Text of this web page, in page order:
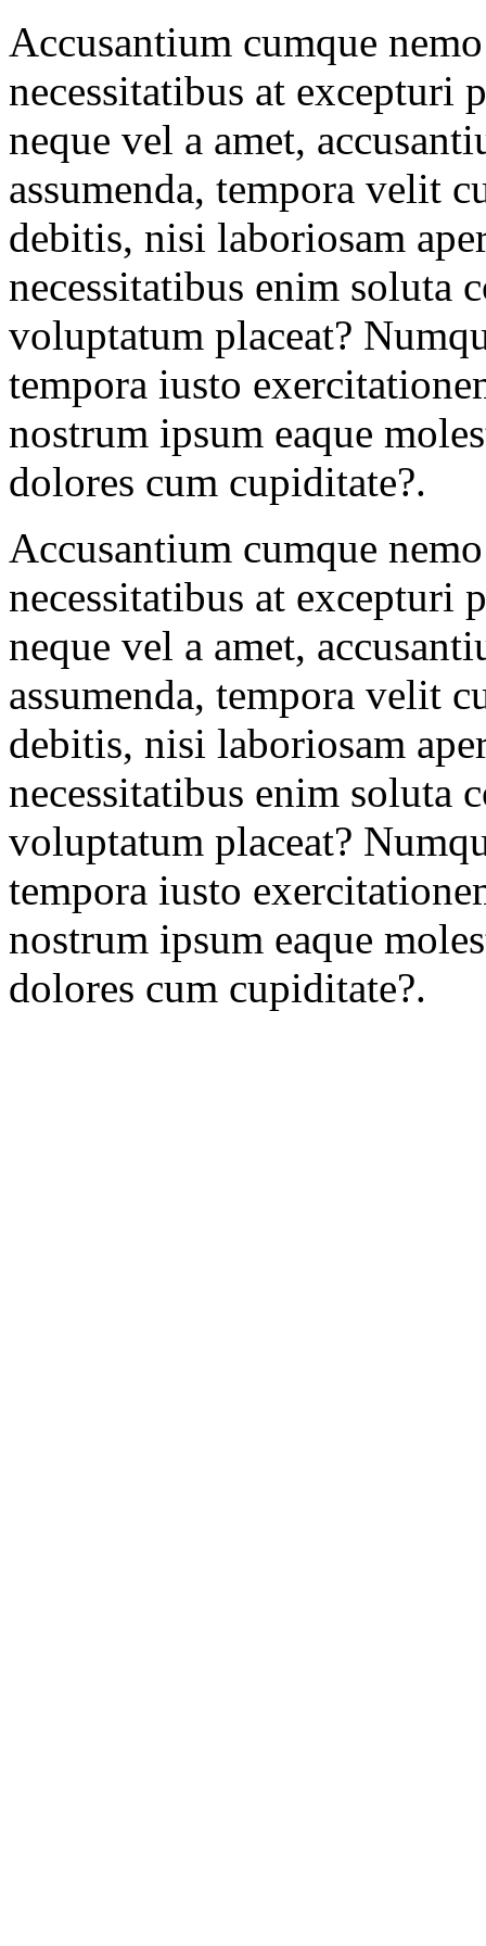
Accusantium cumque
necessitatibus at excepturi
neque vel a amet,
assumenda, tempora velit
debitis, nisi laboriosam
necessitatibus enim soluta
voluptatum placeat?
tempora iusto
nostrum ipsum eaque
dolores cum cupiditate?.
Accusantium cumque
necessitatibus at excepturi
neque vel a amet,
assumenda, tempora velit
debitis, nisi laboriosam
necessitatibus enim soluta
voluptatum placeat?
tempora iusto
nostrum ipsum eaque
dolores cum cupiditate?.